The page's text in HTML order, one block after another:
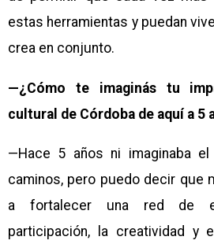
estas herramientas y puedan
crea en conjunto.
—¿Cómo te imaginás tu
cultural de Córdoba de aquí a 5
—Hace 5 años ni imaginaba
caminos, pero puedo decir que
a fortalecer una red de
participación, la creatividad y